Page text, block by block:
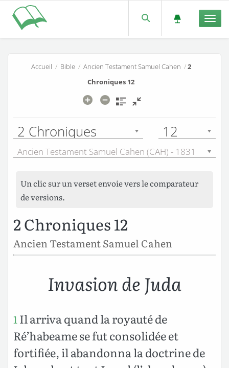
Accueil / Bible/ Ancien Testament Samuel Cahen /2
Chroniques 12
2 Chroniques 12
Ancien Testament Samuel Cahen (CAH) - 1831
Un clic sur un verset envoie vers le comparateur
de versions.
2 Chroniques 12
Ancien Testament Samuel Cahen
Invasion de Juda
1 Il arriva quand la royauté de
Ré’habeame se fut consolidée et
fortifiée, il abandonna la doctrine de